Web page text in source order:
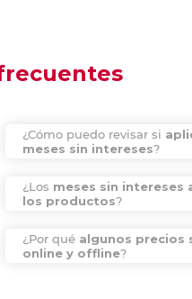
¿Cómo puedo revisar si
meses sin intereses?
¿Los meses sin intereses
los productos?
¿Por qué algunos precios
online y offline?